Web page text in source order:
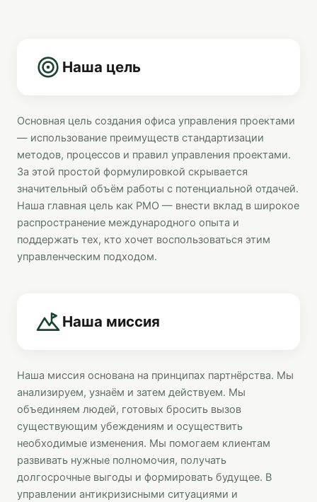
Наша цель
Основная цель создания офиса управления проектами
— использование преимуществ стандартизации
методов, процессов и правил управления проектами.
За этой простой формулировкой скрывается
значительный объём работы с потенциальной отдачей.
Наша главная цель как PMO — внести вклад в широкое
распространение международного опыта и
поддержать тех, кто хочет воспользоваться этим
управленческим подходом.
Наша миссия
Наша миссия основана на принципах партнёрства. Мы
анализируем, узнаём и затем действуем. Мы
объединяем людей, готовых бросить вызов
существующим убеждениям и осуществить
необходимые изменения. Мы помогаем клиентам
развивать нужные полномочия, получать
долгосрочные выгоды и формировать будущее. В
управлении антикризисными ситуациями и